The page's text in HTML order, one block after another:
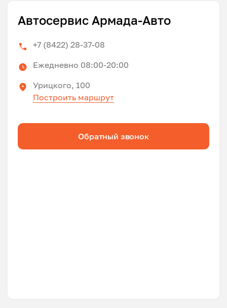
Автосервис Армада-Авто
+7 (8422) 28-37-08
Ежедневно 08:00-20:00
Урицкого, 100
Построить маршрут
Обратный звонок